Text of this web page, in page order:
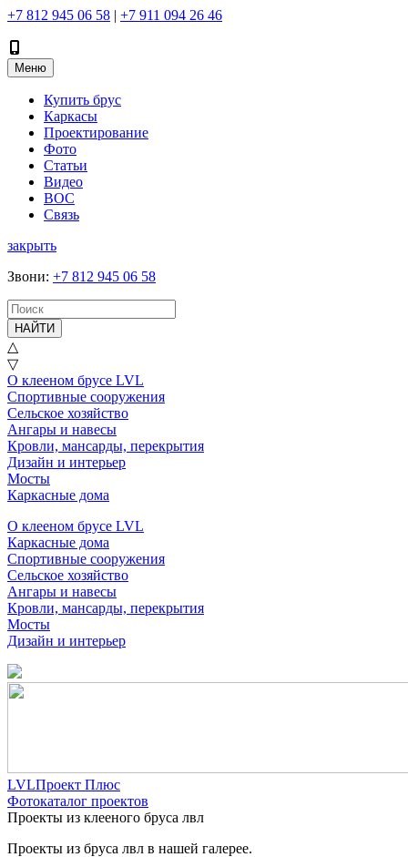
+7 812 945 06 58 | +7 911 094 26 46
Меню
Купить брус
Каркасы
Проектирование
Фото
Статьи
Видео
ВОС
Связь
закрыть
Звони: +7 812 945 06 58
НАЙТИ
△
▽
О клееном брусе LVL
Спортивные сооружения
Сельское хозяйство
Ангары и навесы
Кровли, мансарды, перекрытия
Дизайн и интерьер
Мосты
Каркасные дома
О клееном брусе LVL
Каркасные дома
Спортивные сооружения
Сельское хозяйство
Ангары и навесы
Кровли, мансарды, перекрытия
Мосты
Дизайн и интерьер
LVLПроект Плюс
Фотокаталог проектов
Проекты из клееного бруса лвл
Проекты из бруса лвл в нашей галерее.